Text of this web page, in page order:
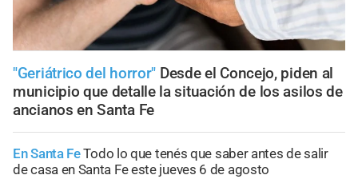
"Geriátrico del horror" Desde el Concejo, piden al
municipio que detalle la situación de los asilos de
ancianos en Santa Fe
En Santa FeTodo lo que tenés que saber antes de salir
de casa en Santa Fe este jueves 6 de agosto